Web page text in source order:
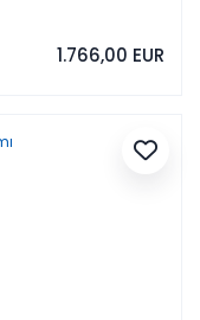
1.766,00 EUR